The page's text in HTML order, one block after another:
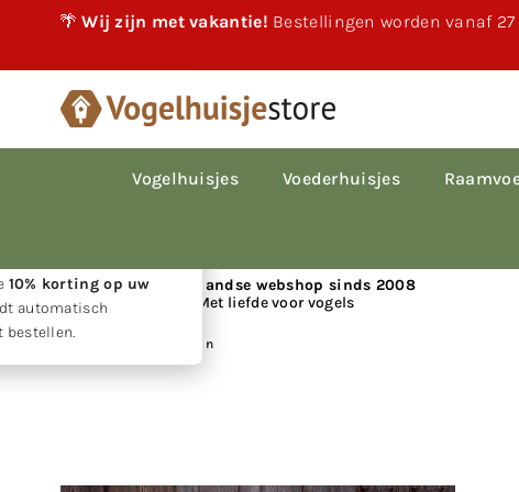
🌴Wij zijn met vakantie! Bestellingen worden vanaf
×
gewoon
bestellingen worden
10% korting op uw
automatisch
bestellen.
Vogelhuisjes Voederhuisjes
📍 Nederlandse webshop sinds 2008
Met liefde voor vogels
Vogelhuis Simon